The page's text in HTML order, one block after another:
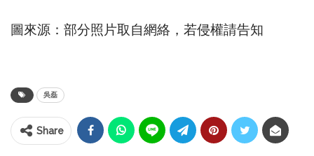
圖來源：部分照片取自網絡，若侵權請告知
吳磊
Share